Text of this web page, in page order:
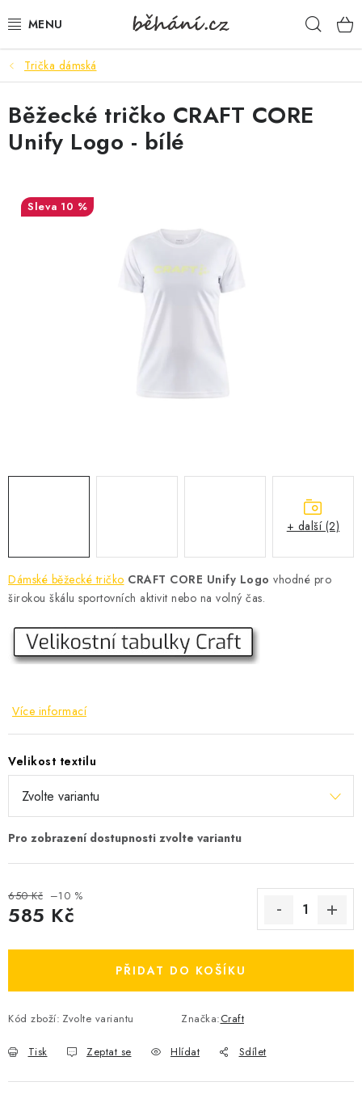
na
BOTY PÁNSKÉ
BOTY DÁMSKÉ
PÁNSKÉ OBLEČENÍ
DÁMSKÉ OBLEČENÍ
MEGA SLEVY
NOVINKY MIZUNO
Ceník dopravy
Moje objednávka
Ochrana osobních údajů
Zásady používání souborů cookies
Trička dámská
Dámské běžecké tričko CRAFT CORE Unify Logo vhodné pro
širokou škálu sportovních aktivit nebo na volný čas.
Více informací
Velikost textilu
650 Kč –10 %
585 Kč
PŘIDAT DO KOŠÍKU
Kód zboží: Zvolte variantu Značka:Craft
Tisk Zeptat se Hlídat Sdílet
Běžecké tričko CRAFT CORE
Unify Logo - bílé
10 %
+ další (2)